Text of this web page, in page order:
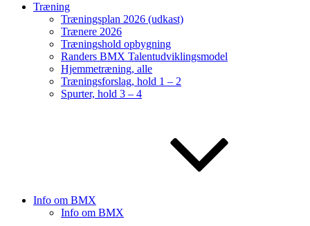
Træning
Træningsplan 2026 (udkast)
Trænere 2026
Træningshold opbygning
Randers BMX Talentudviklingsmodel
Hjemmetræning, alle
Træningsforslag, hold 1 – 2
Spurter, hold 3 – 4
Info om BMX
Info om BMX